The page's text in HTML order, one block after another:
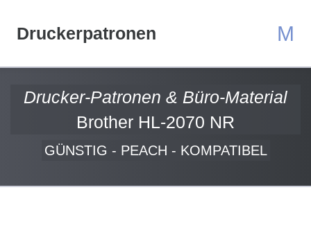
Druckerpatronen M
Drucker-Patronen & Büro-Material
Brother HL-2070 NR
GÜNSTIG - PEACH - KOMPATIBEL